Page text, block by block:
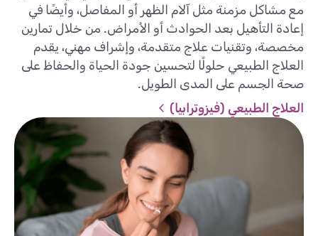
مع مشاكل مزمنة مثل آلام الظهر أو المفاصل، وأيضًا في
إعادة التأهيل بعد الحوادث أو الأمراض. من خلال تمارين
مخصصة، وتقنيات علاج متقدمة، وإشراف مهني، يقدم
العلاج الطبيعي حلولًا لتحسين جودة الحياة والحفاظ على
صحة الجسم على المدى الطويل.
العلاج الطبيعي (فيزوترابيا)